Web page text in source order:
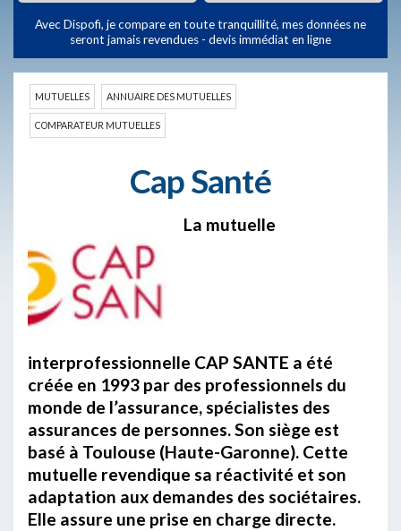
Avec Dispofi, je compare en toute tranquillité, mes données ne
seront jamais revendues - devis immédiat en ligne
MUTUELLES ANNUAIRE DES MUTUELLES
COMPARATEUR MUTUELLES
Cap Santé
La mutuelle
interprofessionnelle CAP SANTE a été
créée en 1993 par des professionnels du
monde de l’assurance, spécialistes des
assurances de personnes. Son siège est
basé à Toulouse (Haute-Garonne). Cette
mutuelle revendique sa réactivité et son
adaptation aux demandes des sociétaires.
Elle assure une prise en charge directe.